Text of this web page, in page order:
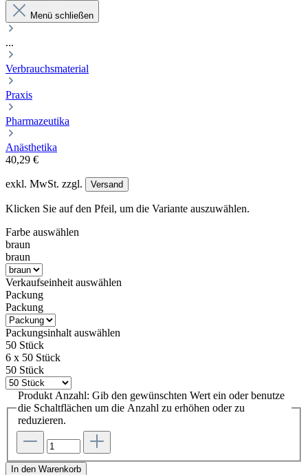
Menü schließen
...
Verbrauchsmaterial
Praxis
Pharmazeutika
Anästhetika
40,29 €
exkl. MwSt. zzgl. Versand
Klicken Sie auf den Pfeil, um die Variante auszuwählen.
Farbe auswählen
braun
braun
Verkaufseinheit auswählen
Packung
Packung
Packungsinhalt auswählen
50 Stück
6 x 50 Stück
50 Stück
Produkt Anzahl: Gib den gewünschten Wert ein oder benutze
die Schaltflächen um die Anzahl zu erhöhen oder zu
reduzieren.
In den Warenkorb